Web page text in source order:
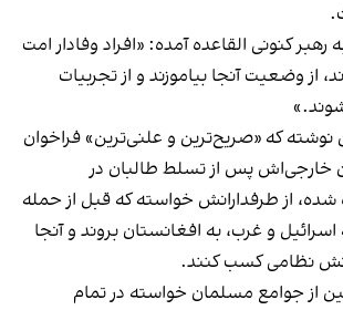
کنونی القاعده آمده: «افراد وفادار امت
از وضعیت آنجا بیاموزند و از تجربیات
نوشته که «صریح‌ترین و علنی‌ترین» فراخوان
خارجی‌اش پس از تسلط طالبان در
شده، از طرفدارانش خواسته که قبل از حمله
و غرب، به افغانستان بروند و آنجا
نظامی کسب کنند.
از جوامع مسلمان خواسته در تمام